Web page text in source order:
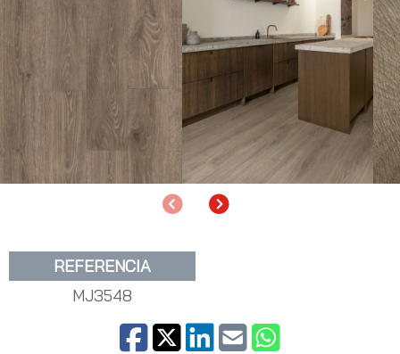
AnteriorSiguiente
REFERENCIA
MJ3548